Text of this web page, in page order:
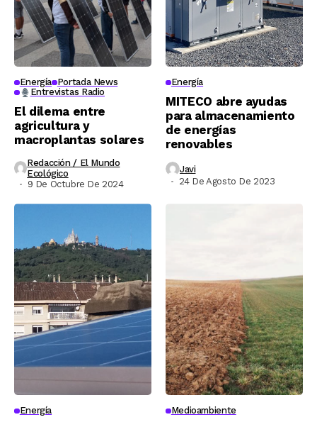
Energía Portada News
Entrevistas Radio
El dilema entre
agricultura y
macroplantas solares
Redacción / El Mundo
Ecológico
9 De Octubre De 2024
Energía
MITECO abre ayudas
para almacenamiento
de energías
renovables
Javi
24 De Agosto De 2023
Energía Medioambiente